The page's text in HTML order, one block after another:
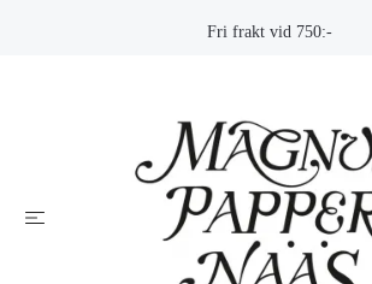
Fri frakt vid 750:-